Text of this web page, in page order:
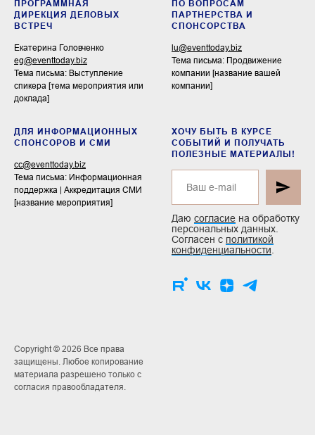
ПРОГРАММНАЯ
ДИРЕКЦИЯ ДЕЛОВЫХ
ВСТРЕЧ
Екатерина Головченко
eg@eventtoday.biz
Тема письма: Выступление
спикера [тема мероприятия или
доклада]
ПО ВОПРОСАМ
ПАРТНЕРСТВА И
СПОНСОРСТВА
lu@eventtoday.biz
Тема письма: Продвижение
компании [название вашей
компании]
ДЛЯ ИНФОРМАЦИОННЫХ
СПОНСОРОВ И СМИ
cc@eventtoday.biz
Тема письма: Информационная
поддержка | Аккредитация СМИ
[название мероприятия]
ХОЧУ БЫТЬ В КУРСЕ
СОБЫТИЙ И ПОЛУЧАТЬ
ПОЛЕЗНЫЕ МАТЕРИАЛЫ!
Даю согласие на обработку
персональных данных.
Согласен с политикой
конфиденциальности
Copyright © 2026 Все права
защищены. Любое копирование
материала разрешено только с
согласия правообладателя.